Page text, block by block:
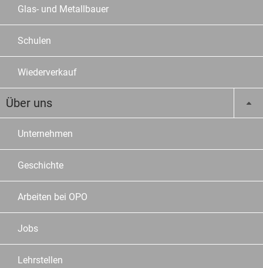
Glas- und Metallbauer
Schulen
Wiederverkauf
Über uns
Unternehmen
Geschichte
Arbeiten bei OPO
Jobs
Lehrstellen